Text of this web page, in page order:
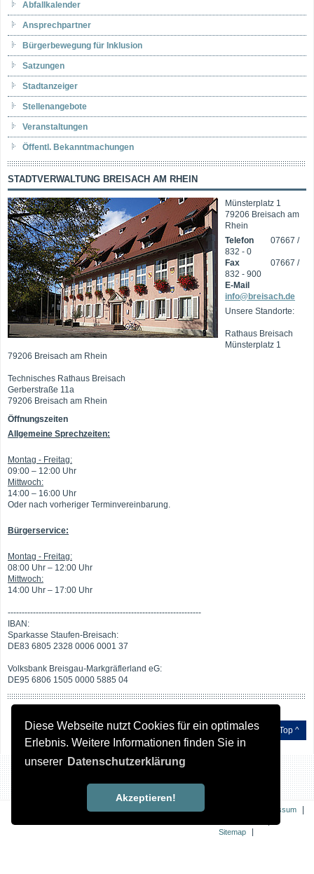
Diese Webseite nutzt Cookies für ein optimales
Erlebnis. Weitere Informationen finden Sie in
unserer Datenschutzerklärung
Akzeptieren!
Abfallkalender
Ansprechpartner
Bürgerbewegung für Inklusion
Satzungen
Stadtanzeiger
Stellenangebote
Veranstaltungen
Öffentl. Bekanntmachungen
STADTVERWALTUNG BREISACH AM RHEIN
Münsterplatz 1
79206 Breisach am
Rhein
Telefon
07667 /
832 - 0
Fax
07667 /
832 - 900
E-Mail
info@breisach.de
Unsere Standorte:
Rathaus Breisach
Münsterplatz 1
79206 Breisach am Rhein
Technisches Rathaus Breisach
Gerberstraße 11a
79206 Breisach am Rhein
Öffnungszeiten
Allgemeine Sprechzeiten:
Montag - Freitag:
09:00 – 12:00 Uhr
Mittwoch:
14:00 – 16:00 Uhr
Oder nach vorheriger Terminvereinbarung.
Bürgerservice:
Montag - Freitag:
08:00 Uhr – 12:00 Uhr
Mittwoch:
14:00 Uhr – 17:00 Uhr
---------------------------------------------------------------------
IBAN:
Sparkasse Staufen-Breisach:
DE83 6805 2328 0006 0001 37
Volksbank Breisgau-Markgräflerland eG:
DE95 6806 1505 0000 5885 04
Top ^
Impressum
Sitemap